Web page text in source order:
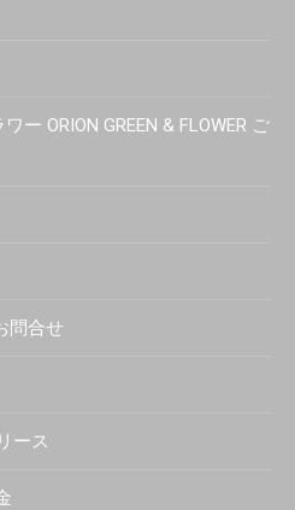
ー ORION GREEN & FLOWER ご
問合せ
ース